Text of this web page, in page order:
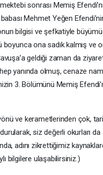
sonrası Memiş
Mehmet Yeğen
bilgisi ve şefkatiyle
ona sadık kalmış ve
geldiği zaman da
yanında olmuş, cenaze
3. Bölümünü Memiş
ve kerametlerinden çok,
siz değerli okurları da
adını zikrettiğimiz
bilgilere ulaşabilirsiniz.)